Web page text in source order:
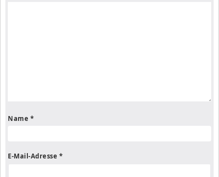
Name *
E-Mail-Adresse *